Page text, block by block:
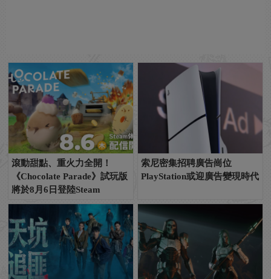
滾動甜點、重火力全開！
《Chocolate Parade》試玩版
將於8月6日登陸Steam
索尼密集招聘廣告崗位
PlayStation或迎廣告變現時代